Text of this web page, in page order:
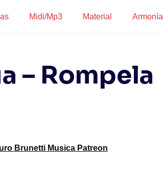
Midi/Mp3 Material Armonía
– Rompela
Brunetti Musica Patreon